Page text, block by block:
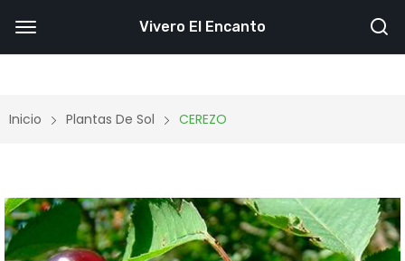
Inicio Plantas De Sol CEREZO
Vivero El Encanto